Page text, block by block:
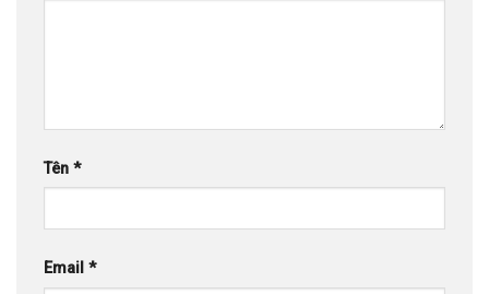
Tên *
Email *